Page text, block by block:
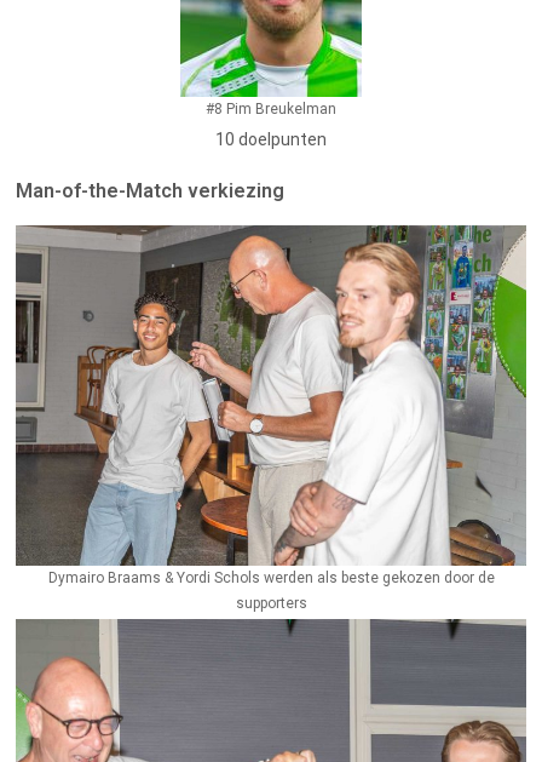
#8 Pim Breukelman
10 doelpunten
Man-of-the-Match verkiezing
Dymairo Braams & Yordi Schols werden als beste gekozen door de
supporters